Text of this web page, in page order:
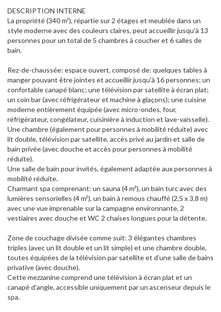
DESCRIPTION INTERNE
La propriété (340 m²), répartie sur 2 étages et meublée dans un
style moderne avec des couleurs claires, peut accueillir jusqu'à 13
personnes pour un total de 5 chambres à coucher et 6 salles de
bain.
Rez-de-chaussée: espace ouvert, composé de: quelques tables à
manger pouvant être jointes et accueillir jusqu'à 16 personnes; un
confortable canapé blanc; une télévision par satellite à écran plat;
un coin bar (avec réfrigérateur et machine à glaçons); une cuisine
moderne entièrement équipée (avec micro-ondes, four,
réfrigérateur, congélateur, cuisinière à induction et lave-vaisselle).
Une chambre (également pour personnes à mobilité réduite) avec
lit double, télévision par satellite, accès privé au jardin et salle de
bain privée (avec douche et accès pour personnes à mobilité
réduite).
Une salle de bain pour invités, également adaptée aux personnes à
mobilité réduite.
Charmant spa comprenant: un sauna (4 m²), un bain turc avec des
lumières sensorielles (4 m²), un bain à remous chauffé (2,5 x 3,8 m)
avec une vue imprenable sur la campagne environnante, 2
vestiaires avec douche et WC 2 chaises longues pour la détente.
Zone de couchage divisée comme suit: 3 élégantes chambres
triples (avec un lit double et un lit simple) et une chambre double,
toutes équipées de la télévision par satellite et d’une salle de bains
privative (avec douche).
Cette mezzanine comprend une télévision à écran plat et un
canapé d'angle, accessible uniquement par un ascenseur depuis le
spa.